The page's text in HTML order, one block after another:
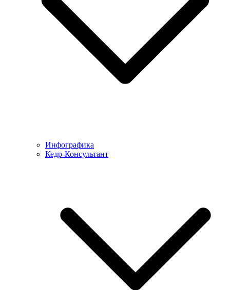
Инфографика
Кедр-Консультант